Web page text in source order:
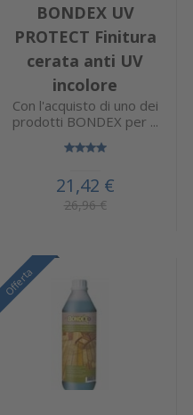
BONDEX UV
PROTECT Finitura
cerata anti UV
incolore
Con l'acquisto di uno dei
prodotti BONDEX per ...
21,42 €
26,96 €
Offerta